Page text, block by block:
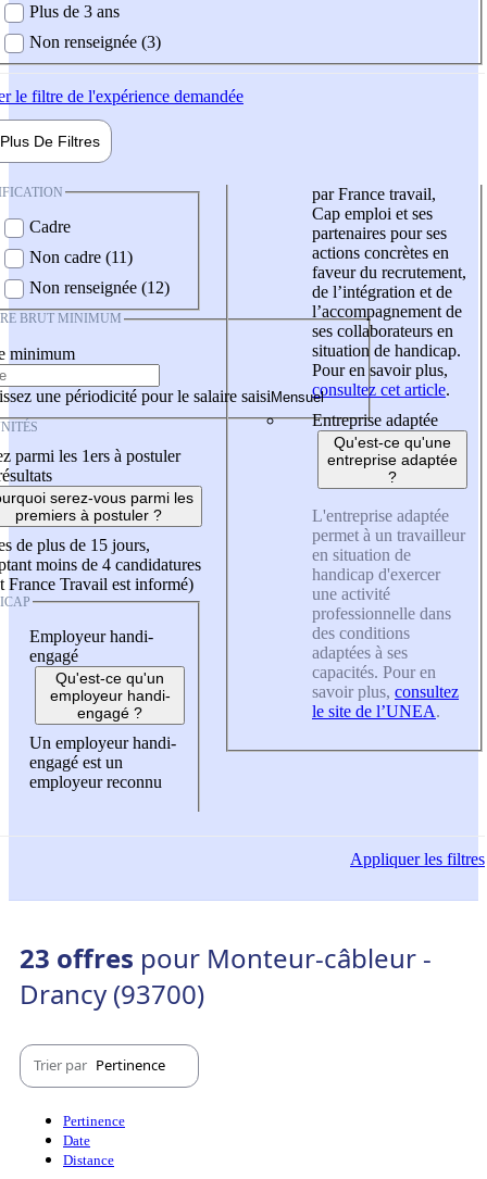
Plus de 3 ans
Non renseignée (3)
le filtre de l'expérience demandée
Plus De Filtres
Cadre
Non cadre (11)
Non renseignée (12)
BRUT MINIMUM
minimum
une périodicité pour le salaire saisi
parmi les 1ers à postuler
serez-vous parmi les
premiers à postuler ?
de plus de 15 jours,
moins de 4 candidatures
France Travail est informé)
Employeur handi-
engagé
Qu'est-ce qu'un
employeur handi-
engagé ?
Un employeur handi-
engagé est un
employeur reconnu
par France travail,
Cap emploi et ses
partenaires pour ses
actions concrètes en
faveur du recrutement,
de l’intégration et de
l’accompagnement de
ses collaborateurs en
situation de handicap.
Pour en savoir plus,
consultez cet article.
Entreprise adaptée
Qu'est-ce qu'une
entreprise adaptée
?
L'entreprise adaptée
permet à un travailleur
en situation de
handicap d'exercer
une activité
professionnelle dans
des conditions
adaptées à ses
capacités. Pour en
savoir plus, consultez
le site de l’UNEA.
Appliquerles filtres
23 offres pour Monteur-câbleur -
Drancy (93700)
Trier par Pertinence
Pertinence
Date
Distance